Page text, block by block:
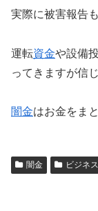
実際に被害報告
運転資金や設備
ってきますが信
闇金はお金をま
闇金 ビジネ